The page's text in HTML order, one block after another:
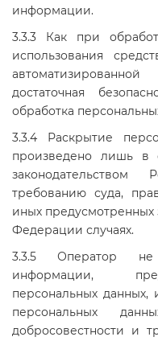
информации.
3.3.3 Как при
использования
достаточная
обработка
3.3.4 Раскрытие
произведено лишь в
требованию суда,
иных предусмотренных
Федерации случаях.
3.3.5 Оператор не
информации,
персональных данных,
персональных
добросовестности и